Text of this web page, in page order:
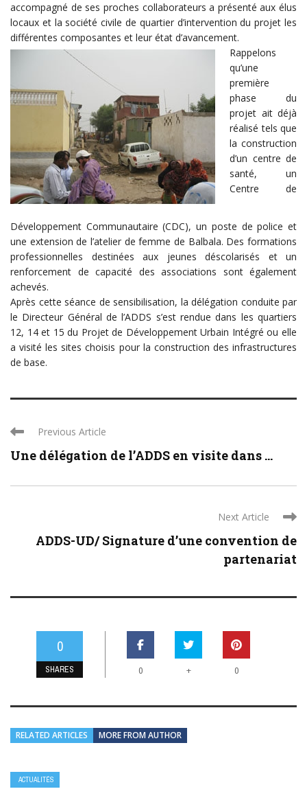
accompagné de ses proches collaborateurs a présenté aux élus
locaux et la société civile de quartier d’intervention du projet les
différentes composantes et leur état d’avancement.
Rappelons
qu’une
première
phase du
projet ait déjà
réalisé tels que
la construction
d’un centre de
santé, un
Centre de
Développement Communautaire (CDC), un poste de police et
une extension de l’atelier de femme de Balbala. Des formations
professionnelles destinées aux jeunes déscolarisés et un
renforcement de capacité des associations sont également
achevés.
Après cette séance de sensibilisation, la délégation conduite par
le Directeur Général de l’ADDS s’est rendue dans les quartiers
12, 14 et 15 du Projet de Développement Urbain Intégré ou elle
a visité les sites choisis pour la construction des infrastructures
de base.
Previous Article
Une délégation de l’ADDS en visite dans ...
Next Article
ADDS-UD/ Signature d’une convention de
partenariat
0
SHARES 0 + 0
RELATED ARTICLES MORE FROM AUTHOR
ACTUALITÉS